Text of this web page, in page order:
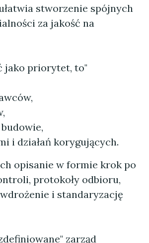
stworzenie spójnych
za jakość na
jako priorytet, to"
i działań korygujących.
opisanie w formie krok po
protokoły odbioru,
i standaryzację
zarząd